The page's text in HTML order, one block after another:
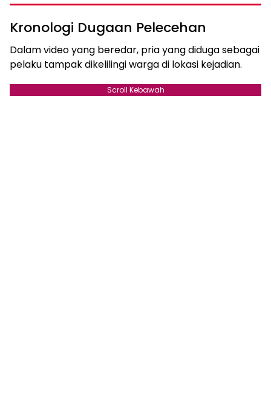
Kronologi Dugaan Pelecehan
Dalam video yang beredar, pria yang diduga sebagai
pelaku tampak dikelilingi warga di lokasi kejadian.
Scroll Kebawah